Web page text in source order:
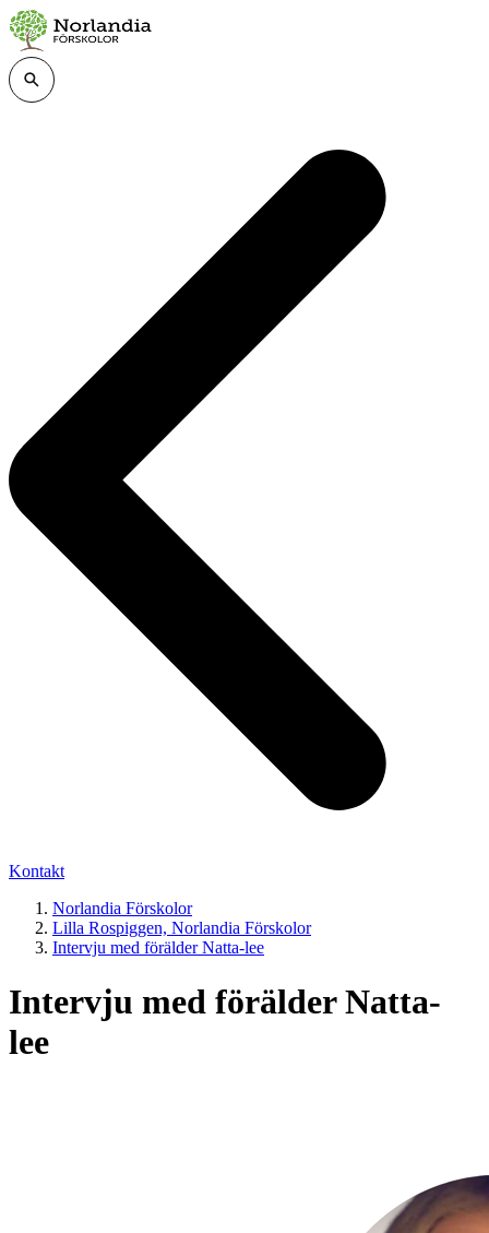
Kontakt
Norlandia Förskolor
Lilla Rospiggen, Norlandia Förskolor
Intervju med förälder Natta-lee
Intervju med förälder Natta-
lee